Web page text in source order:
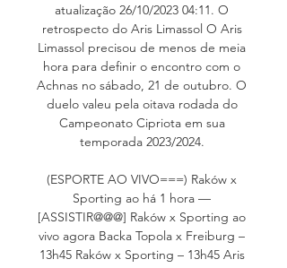
atualização 26/10/2023 04:11. O
retrospecto do Aris Limassol O Aris
Limassol precisou de menos de meia
hora para definir o encontro com o
Achnas no sábado, 21 de outubro. O
duelo valeu pela oitava rodada do
Campeonato Cipriota em sua
temporada 2023/2024.
(ESPORTE AO VIVO===) Raków x
Sporting ao há 1 hora —
[ASSISTIR@@@] Raków x Sporting ao
vivo agora Backa Topola x Freiburg –
13h45 Raków x Sporting – 13h45 Aris